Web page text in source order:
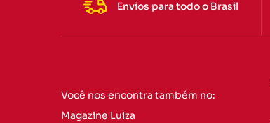
Envios para todo o Brasil
Você nos encontra também no:
Magazine Luiza